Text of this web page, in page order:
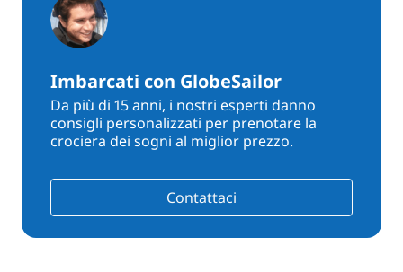
Imbarcati con GlobeSailor
Da più di 15 anni, i nostri esperti danno
consigli personalizzati per prenotare la
crociera dei sogni al miglior prezzo.
Contattaci